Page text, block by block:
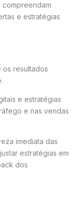
e estratégias
os resultados
e estratégias
e nas vendas
imediata das
estratégias em
dos